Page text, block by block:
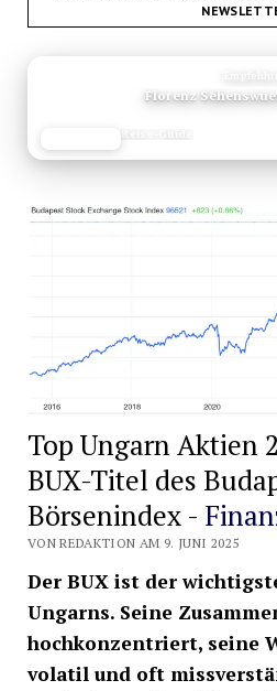
Florenz
Reise-Guide
Top Ungarn Aktien
BUX-Titel des
Börsenindex -
VON REDAKTION AM 9. JUNI 2025
Der BUX ist der
Ungarns. Seine
hochkonzentriert, seine
volatil und oft